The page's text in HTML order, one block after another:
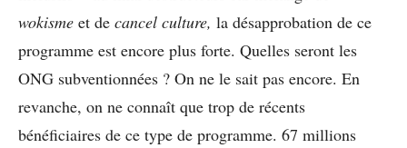
wokisme et de cancel culture, la désapprobation de ce
programme est encore plus forte. Quelles seront les
ONG subventionnées ? On ne le sait pas encore. En
revanche, on ne connaît que trop de récents
bénéficiaires de ce type de programme. 67 millions